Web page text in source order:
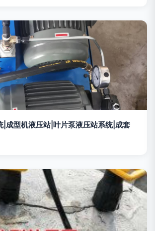
|成型机液压站|叶片泵液压站系统|成套